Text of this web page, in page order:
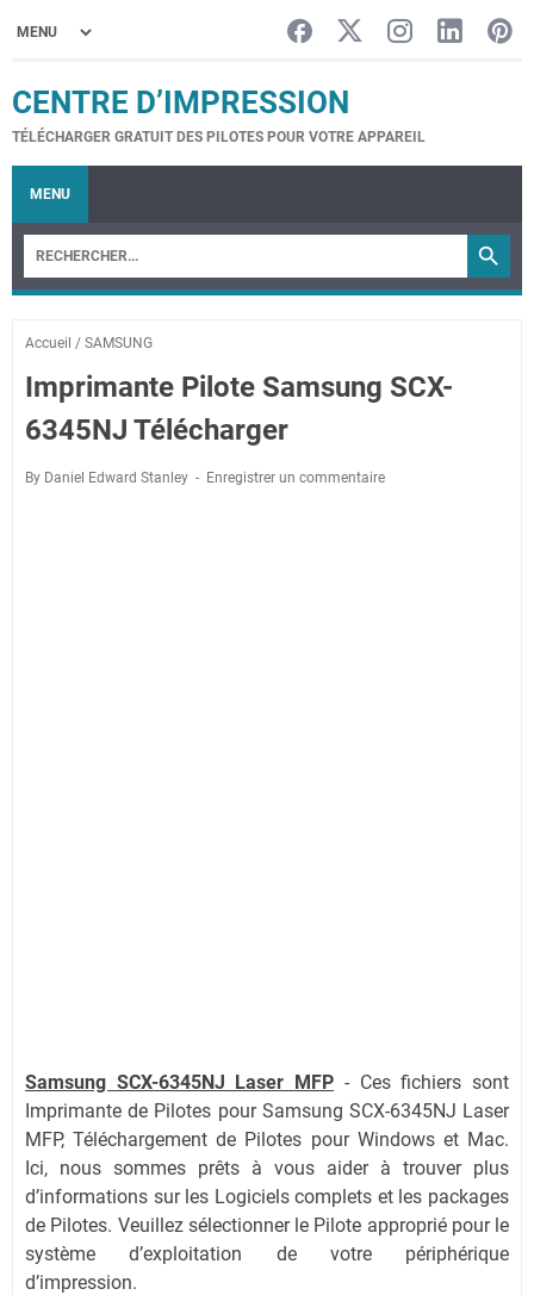
CENTRE D’IMPRESSION
TÉLÉCHARGER GRATUIT DES PILOTES POUR VOTRE APPAREIL
MENU
Accueil / SAMSUNG
Imprimante Pilote Samsung SCX-
6345NJ Télécharger
By Daniel Edward Stanley Enregistrer un commentaire
Samsung SCX-6345NJ Laser MFP - Ces fichiers sont
Imprimante de Pilotes pour Samsung SCX-6345NJ Laser
MFP, Téléchargement de Pilotes pour Windows et Mac.
Ici, nous sommes prêts à vous aider à trouver plus
d’informations sur les Logiciels complets et les packages
de Pilotes. Veuillez sélectionner le Pilote approprié pour le
système d’exploitation de votre périphérique
d’impression.